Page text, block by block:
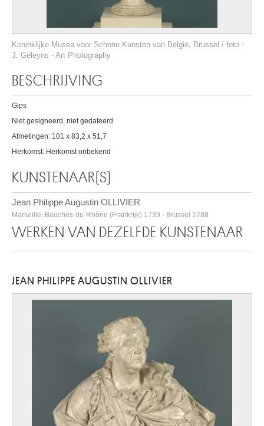
Koninklijke Musea voor Schone Kunsten van België, Brussel / foto :
J. Geleyns - Art Photography
BESCHRIJVING
Gips
Niet gesigneerd, niet gedateerd
Afmetingen: 101 x 83,2 x 51,7
Herkomst: Herkomst onbekend
KUNSTENAAR(S)
Jean Philippe Augustin OLLIVIER
Marseille, Bouches-du-Rhône (Frankrijk) 1739 - Brussel 1788
WERKEN VAN DEZELFDE KUNSTENAAR
JEAN PHILIPPE AUGUSTIN OLLIVIER